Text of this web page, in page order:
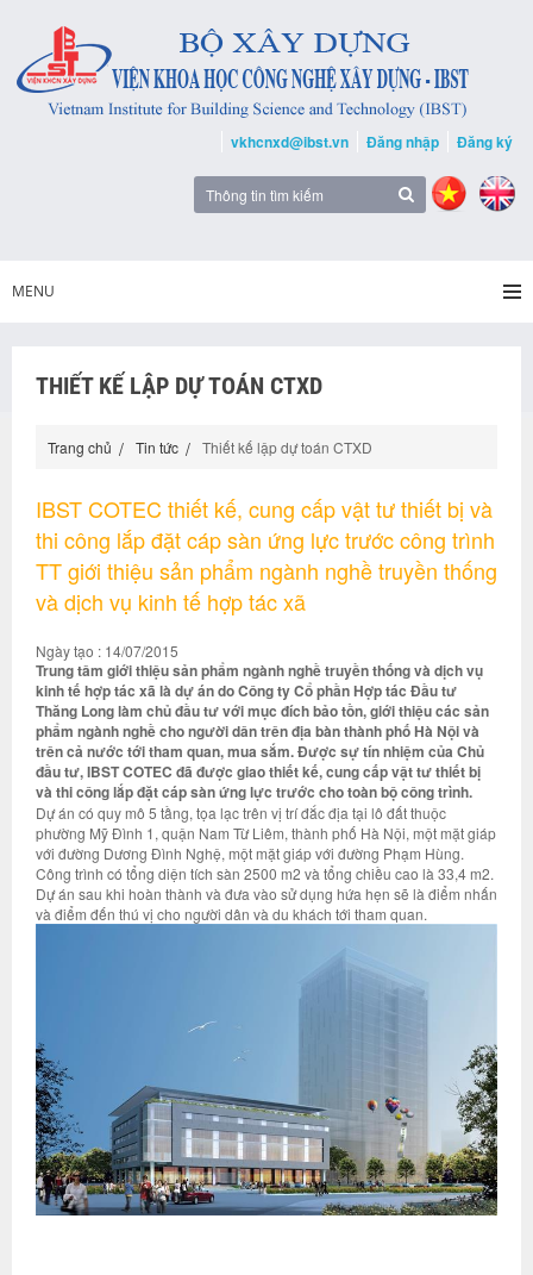
vkhcnxd@ibst.vn Đăng nhập Đăng ký
MENU
THIẾT KẾ LẬP DỰ TOÁN CTXD
Trang chủ Tin tức Thiết kế lập dự toán CTXD
IBST COTEC thiết kế, cung cấp vật tư thiết bị và
thi công lắp đặt cáp sàn ứng lực trước công trình
TT giới thiệu sản phẩm ngành nghề truyền thống
và dịch vụ kinh tế hợp tác xã
Ngày tạo : 14/07/2015
Trung tâm giới thiệu sản phẩm ngành nghề truyền thống và dịch vụ
kinh tế hợp tác xã là dự án do Công ty Cổ phần Hợp tác Đầu tư
Thăng Long làm chủ đầu tư với mục đích bảo tồn, giới thiệu các sản
phẩm ngành nghề cho người dân trên địa bàn thành phố Hà Nội và
trên cả nước tới tham quan, mua sắm. Được sự tín nhiệm của Chủ
đầu tư, IBST COTEC đã được giao thiết kế, cung cấp vật tư thiết bị
và thi công lắp đặt cáp sàn ứng lực trước cho toàn bộ công trình.
Dự án có quy mô 5 tầng, tọa lạc trên vị trí đắc địa tại lô đất thuộc
phường Mỹ Đình 1, quận Nam Từ Liêm, thành phố Hà Nội, một mặt giáp
với đường Dương Đình Nghệ, một mặt giáp với đường Phạm Hùng.
Công trình có tổng diện tích sàn 2500 m2 và tổng chiều cao là 33,4 m2.
Dự án sau khi hoàn thành và đưa vào sử dụng hứa hẹn sẽ là điểm nhấn
và điểm đến thú vị cho người dân và du khách tới tham quan.